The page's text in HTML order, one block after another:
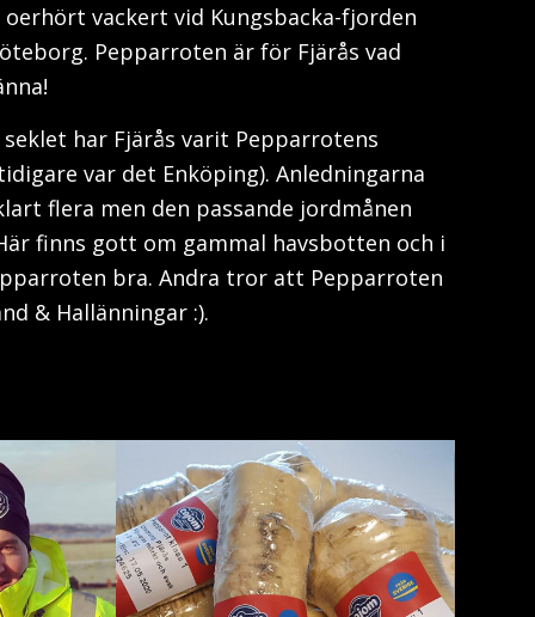
oerhört vackert vid Kungsbacka-fjorden
Pepparroten är för Fjärås vad
har Fjärås varit Pepparrotens
var det Enköping). Anledningarna
flera men den passande jordmånen
finns gott om gammal havsbotten och i
bra. Andra tror att Pepparroten
& Hallänningar :).